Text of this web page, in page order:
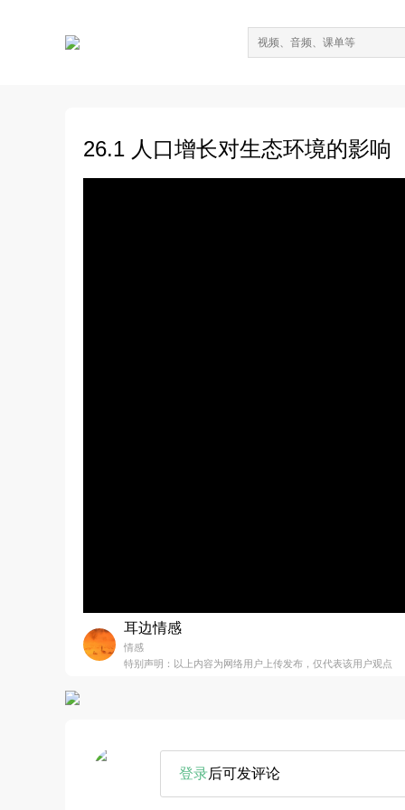
26.1 人口增长对生态环境的影响
耳边情感
情感
特别声明：以上内容为网络用户上传发布，仅代表该用户观点
登录后可发评论